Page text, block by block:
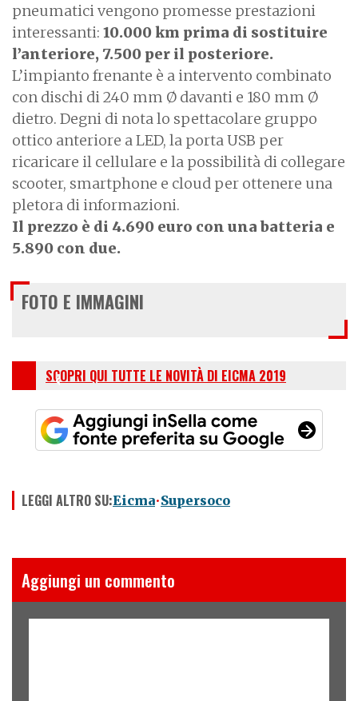
pneumatici vengono promesse prestazioni
interessanti: 10.000 km prima di sostituire
l’anteriore, 7.500 per il posteriore.
L’impianto frenante è a intervento combinato
con dischi di 240 mm Ø davanti e 180 mm Ø
dietro. Degni di nota lo spettacolare gruppo
ottico anteriore a LED, la porta USB per
ricaricare il cellulare e la possibilità di collegare
scooter, smartphone e cloud per ottenere una
pletora di informazioni.
Il prezzo è di 4.690 euro con una batteria e
5.890 con due.
FOTO E IMMAGINI
SCOPRI QUI TUTTE LE NOVITÀ DI EICMA 2019
LEGGI ALTRO SU:Eicma Supersoco
Aggiungi un commento